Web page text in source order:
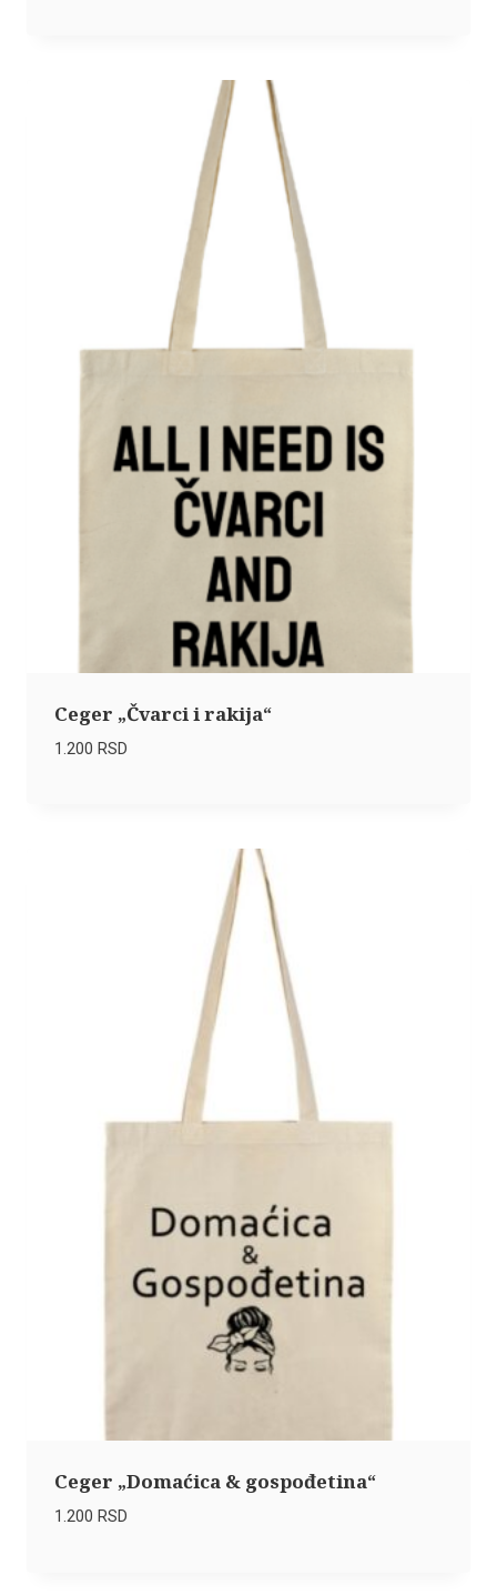
Ceger „Čvarci i rakija“
1.200 RSD
Ceger „Domaćica & gospođetina“
1.200 RSD